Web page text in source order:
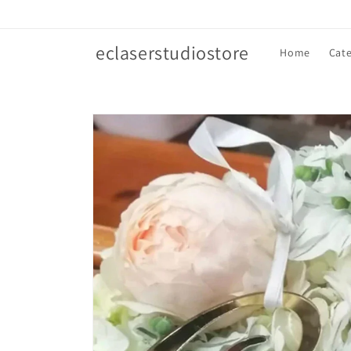
eclaserstudiostore Home
Passa alle
informazioni
sul prodotto